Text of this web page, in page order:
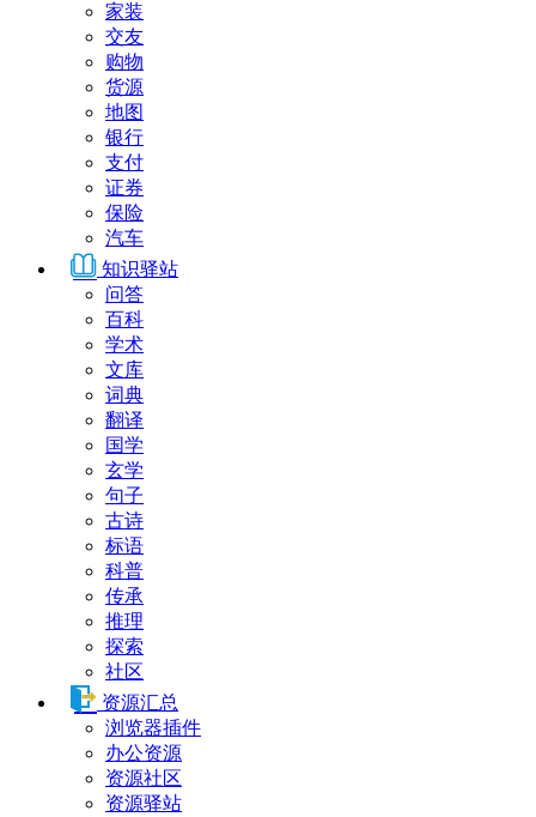
家装
交友
购物
货源
地图
银行
支付
证券
保险
汽车
知识驿站
问答
百科
学术
文库
词典
翻译
国学
玄学
句子
古诗
标语
科普
传承
推理
探索
社区
资源汇总
浏览器插件
办公资源
资源社区
资源驿站